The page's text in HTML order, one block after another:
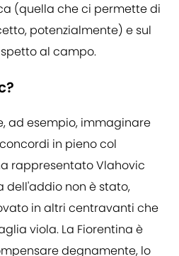
(quella che ci permette di
potenzialmente) e sul
al campo.
ad esempio, immaginare
concordi in pieno col
rappresentato Vlahovic
dell'addio non è stato,
in altri centravanti che
viola. La Fiorentina è
degnamente, lo